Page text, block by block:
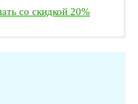
со скидкой 20%